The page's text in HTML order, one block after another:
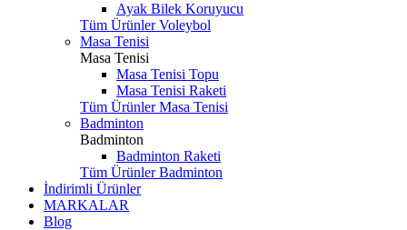
Ayak Bilek Koruyucu
Tüm Ürünler Voleybol
Masa Tenisi
Masa Tenisi
Masa Tenisi Topu
Masa Tenisi Raketi
Tüm Ürünler Masa Tenisi
Badminton
Badminton
Badminton Raketi
Tüm Ürünler Badminton
İndirimli Ürünler
MARKALAR
Blog